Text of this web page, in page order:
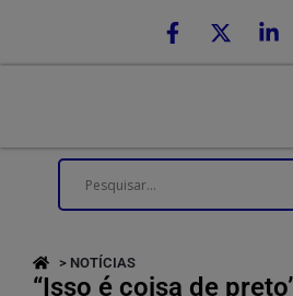
> NOTÍCIAS
“Isso é coisa de